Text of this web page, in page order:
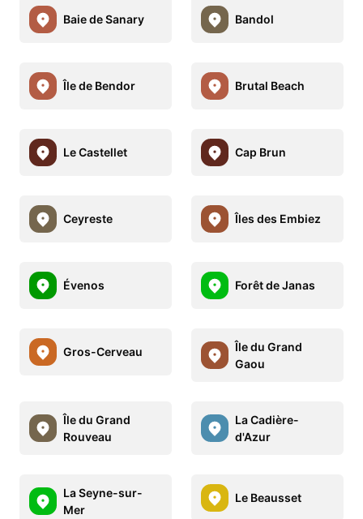
Baie de Sanary Bandol
Île de Bendor Brutal Beach
Le Castellet Cap Brun
Ceyreste Îles des Embiez
Évenos Forêt de Janas
Gros-Cerveau
Île du Grand
Gaou
Île du Grand
Rouveau
La Cadière-
d'Azur
La Seyne-sur-
Mer
Le Beausset